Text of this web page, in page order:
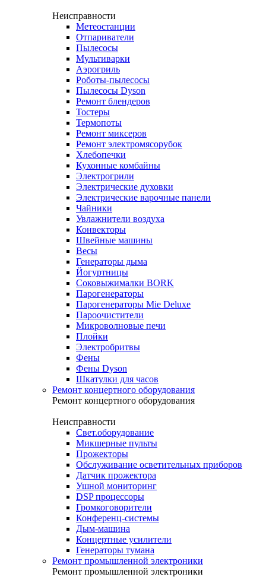
Неисправности
Метеостанции
Отпариватели
Пылесосы
Мультиварки
Аэрогриль
Роботы-пылесосы
Пылесосы Dyson
Ремонт блендеров
Тостеры
Термопоты
Ремонт миксеров
Ремонт электромясорубок
Хлебопечки
Кухонные комбайны
Электрогрили
Электрические духовки
Электрические варочные панели
Чайники
Увлажнители воздуха
Конвекторы
Швейные машины
Весы
Генераторы дыма
Йогуртницы
Соковыжималки BORK
Парогенераторы
Парогенераторы Mie Deluxe
Пароочистители
Микроволновые печи
Плойки
Электробритвы
Фены
Фены Dyson
Шкатулки для часов
Ремонт концертного оборудования
Ремонт концертного оборудования
Неисправности
Свет.оборудование
Микшерные пульты
Прожекторы
Обслуживание осветительных приборов
Датчик прожектора
Ушной мониторинг
DSP процессоры
Громкоговорители
Конференц-системы
Дым-машина
Концертные усилители
Генераторы тумана
Ремонт промышленной электроники
Ремонт промышленной электроники